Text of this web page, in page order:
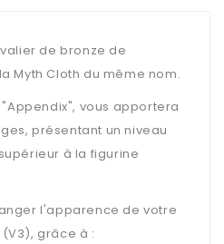
de bronze de
Myth Cloth du même nom.
vous apportera
présentant un niveau
à la figurine
l'apparence de votre
grâce à :